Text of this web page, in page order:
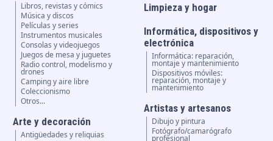
Libros, revistas y cómics
Música y discos
Películas y series
Instrumentos musicales
Consolas y videojuegos
Juegos de mesa y juguetes
Radio control, modelismo y
drones
Camping y aire libre
Coleccionismo
Otros...
Arte y decoración
Antigüedades y reliquias
Limpieza y hogar
Informática, dispositivos y
electrónica
Informática: reparación,
montaje y mantenimiento
Dispositivos móviles:
reparación, montaje y
mantenimiento
Artistas y artesanos
Dibujo y pintura
Fotógrafo/camarógrafo
profesional